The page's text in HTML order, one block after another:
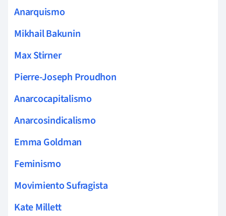
Anarquismo
Mikhail Bakunin
Max Stirner
Pierre-Joseph Proudhon
Anarcocapitalismo
Anarcosindicalismo
Emma Goldman
Feminismo
Movimiento Sufragista
Kate Millett